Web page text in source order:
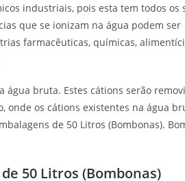
industriais, pois esta tem todos os
que se ionizam na água podem ser
farmacêuticas, químicas,
bruta. Estes cátions serão
onde os cátions existentes na água
de 50 Litros (Bombonas).
50 Litros (Bombonas)